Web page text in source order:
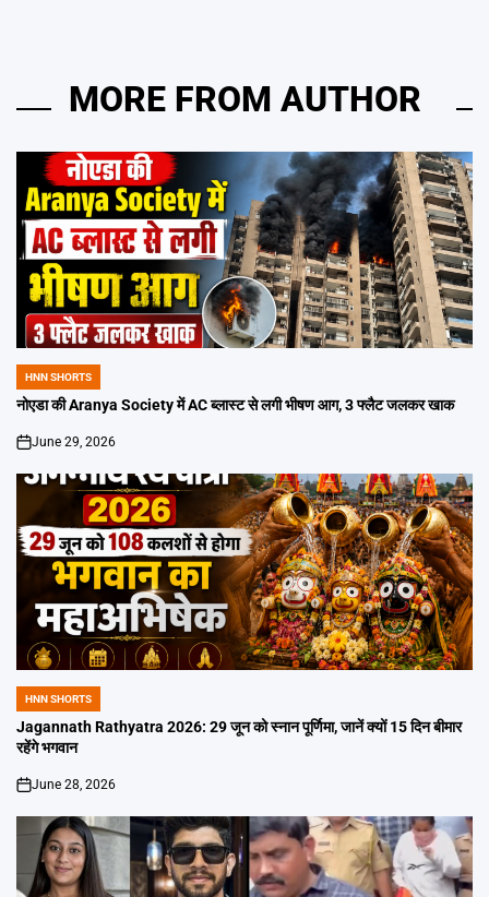
MORE FROM AUTHOR
POSTED
IN
HNN SHORTS
नोएडा की Aranya Society में AC ब्लास्ट से लगी भीषण आग, 3 फ्लैट जलकर खाक
on
June 29, 2026
POSTED
IN
HNN SHORTS
Jagannath Rathyatra 2026: 29 जून को स्नान पूर्णिमा, जानें क्यों 15 दिन बीमार
रहेंगे भगवान
on
June 28, 2026